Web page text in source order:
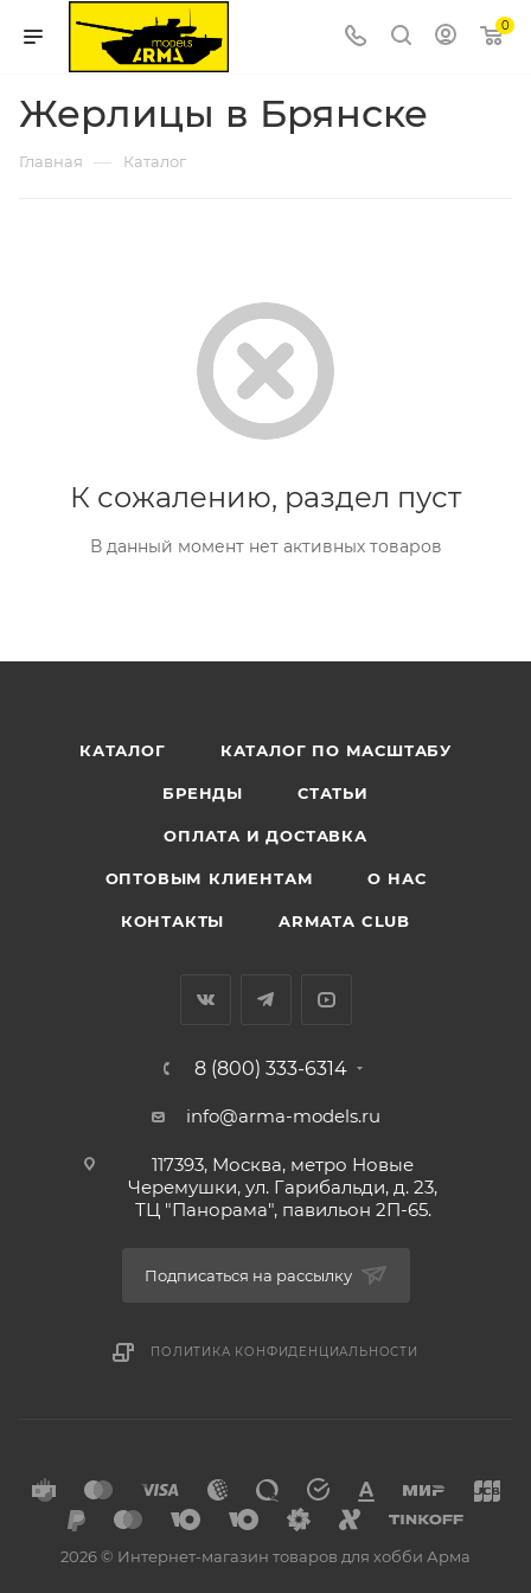
0
Жерлицы в Брянске
Главная — Каталог
К сожалению, раздел пуст
В данный момент нет активных товаров
КАТАЛОГ КАТАЛОГ ПО МАСШТАБУ
БРЕНДЫ СТАТЬИ
ОПЛАТА И ДОСТАВКА
ОПТОВЫМ КЛИЕНТАМ О НАС
КОНТАКТЫ ARMATA CLUB
8 (800) 333-6314
info@arma-models.ru
117393, Москва, метро Новые
Черемушки, ул. Гарибальди, д. 23,
ТЦ "Панорама", павильон 2П-65.
Подписаться на рассылку
ПОЛИТИКА КОНФИДЕНЦИАЛЬНОСТИ
2026 © Интернет-магазин товаров для хобби Арма